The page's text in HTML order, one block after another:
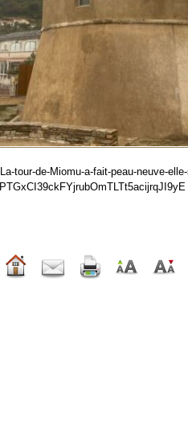
tour-de-Miomu-a-fait-peau-neuve-